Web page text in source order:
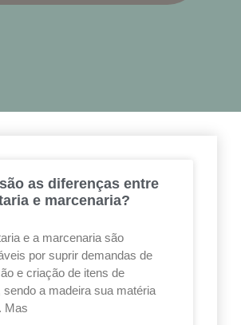
as diferenças entre
e marcenaria?
e a marcenaria são
por suprir demandas de
e criação de itens de
sendo a madeira sua matéria
Mas